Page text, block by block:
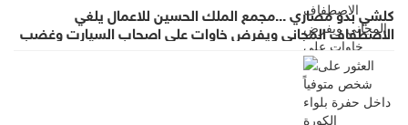
كلشي بدو مصاري ...مجمع الملك الحسين للاعمال يلغي
الاصطفاف المجاني ويفرض خاوات على اصحاب السيارت وغضب
واسع لقرار يطرد الاستثمار